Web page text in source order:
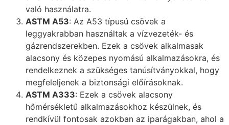
való használatra.
ASTM A53: Az A53 típusú csövek a
leggyakrabban használtak a vízvezeték- és
gázrendszerekben. Ezek a csövek alkalmasak
alacsony és közepes nyomású alkalmazásokra, és
rendelkeznek a szükséges tanúsítványokkal, hogy
megfeleljenek a biztonsági előírásoknak.
ASTM A333: Ezek a csövek alacsony
hőmérsékletű alkalmazásokhoz készülnek, és
rendkívül fontosak azokban az iparágakban, ahol a